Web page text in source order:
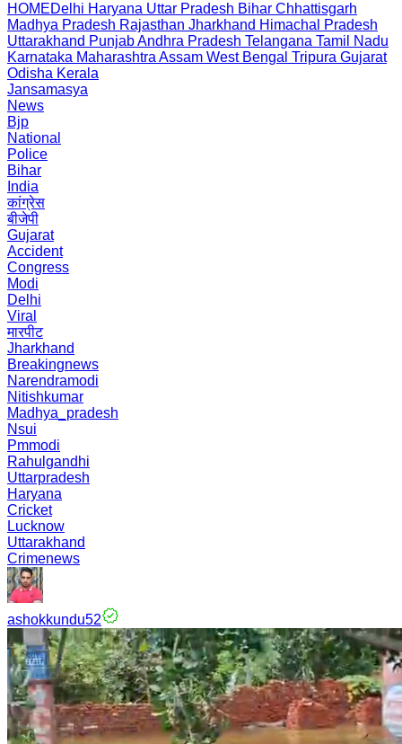
HOMEDelhi Haryana Uttar Pradesh Bihar Chhattisgarh
Madhya Pradesh Rajasthan Jharkhand Himachal Pradesh
Uttarakhand PunjabAndhra Pradesh Telangana Tamil Nadu
Karnataka Maharashtra Assam West Bengal Tripura Gujarat
Odisha Kerala
Jansamasya
News
Bjp
National
Police
Bihar
India
कांग्रेस
बीजेपी
Gujarat
Accident
Congress
Modi
Delhi
Viral
मारपीट
Jharkhand
Breakingnews
Narendramodi
Nitishkumar
Madhya_pradesh
Nsui
Pmmodi
Rahulgandhi
Uttarpradesh
Haryana
Cricket
Lucknow
Uttarakhand
Crimenews
ashokkundu52